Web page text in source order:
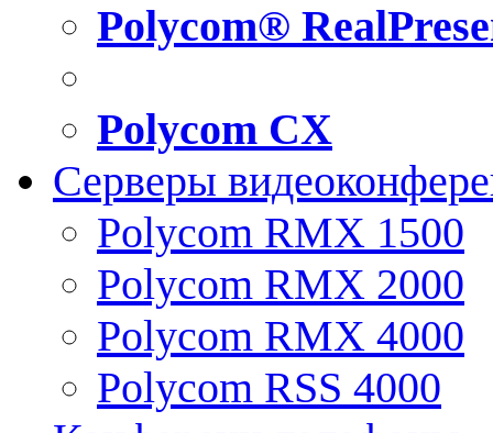
Polycom®
Polycom CX
Серверы
Polycom RMX 1500
Polycom RMX 2000
Polycom RMX 4000
Polycom RSS 4000